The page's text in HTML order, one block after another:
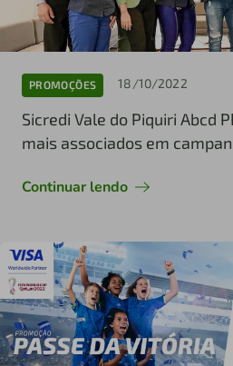
PROMOÇÕES 18/10/2022
Sicredi Vale do Piquiri Abcd
mais associados em
Continuar lendo